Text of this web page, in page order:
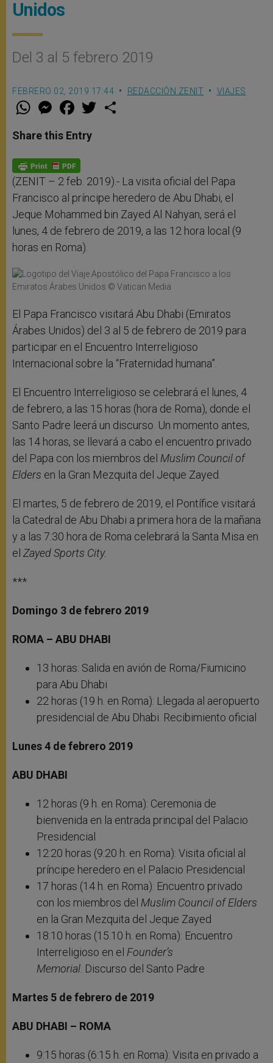
Unidos
Del 3 al 5 febrero 2019
FEBRERO 02, 2019 17:44 REDACCIÓN ZENIT VIAJES
W
t
s
p
p
M
e
s
e
g
e
F
a
e
b
o
k
w
Share this Entry
(ZENIT – 2 feb. 2019).- La visita oficial del Papa
Francisco al príncipe heredero de Abu Dhabi, el
Jeque Mohammed bin Zayed Al Nahyan, será el
lunes, 4 de febrero de 2019, a las 12 hora local (9
horas en Roma).
El Papa Francisco visitará Abu Dhabi (Emiratos
Árabes Unidos) del 3 al 5 de febrero de 2019 para
participar en el Encuentro Interreligioso
Internacional sobre la “Fraternidad humana”.
El Encuentro Interreligioso se celebrará el lunes, 4
de febrero, a las 15 horas (hora de Roma), donde el
Santo Padre leerá un discurso. Un momento antes,
las 14 horas, se llevará a cabo el encuentro privado
del Papa con los miembros del Muslim Council of
Elders en la Gran Mezquita del Jeque Zayed.
El martes, 5 de febrero de 2019, el Pontífice visitará
la Catedral de Abu Dhabi a primera hora de la mañana
y a las 7:30 hora de Roma celebrará la Santa Misa en
el Zayed Sports City.
***
Domingo 3 de febrero 2019
ROMA – ABU DHABI
13 horas: Salida en avión de Roma/Fiumicino
para Abu Dhabi
22 horas (19 h. en Roma): Llegada al aeropuerto
presidencial de Abu Dhabi. Recibimiento oficial
Lunes 4 de febrero 2019
ABU DHABI
12 horas (9 h. en Roma): Ceremonia de
bienvenida en la entrada principal del Palacio
Presidencial
12:20 horas (9:20 h. en Roma): Visita oficial al
príncipe heredero en el Palacio Presidencial
17 horas (14 h. en Roma): Encuentro privado
con los miembros del Muslim Council of Elders
en la Gran Mezquita del Jeque Zayed
18:10 horas (15.10 h. en Roma): Encuentro
Interreligioso en el Founder’s
Memorial . Discurso del Santo Padre
Martes 5 de febrero de 2019
ABU DHABI – ROMA
9:15 horas (6:15 h. en Roma): Visita en privado a